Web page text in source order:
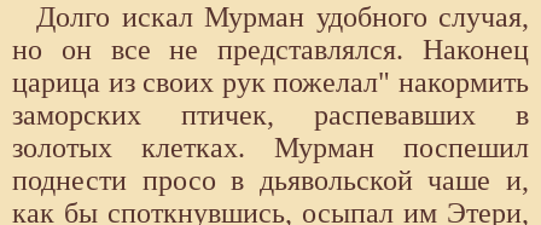
Долго искал Мурман удобного случая,
но он все не представлялся. Наконец
царица из своих рук пожелал" накормить
заморских птичек, распевавших в
золотых клетках. Мурман поспешил
поднести просо в дьявольской чаше и,
как бы споткнувшись, осыпал им Этери,